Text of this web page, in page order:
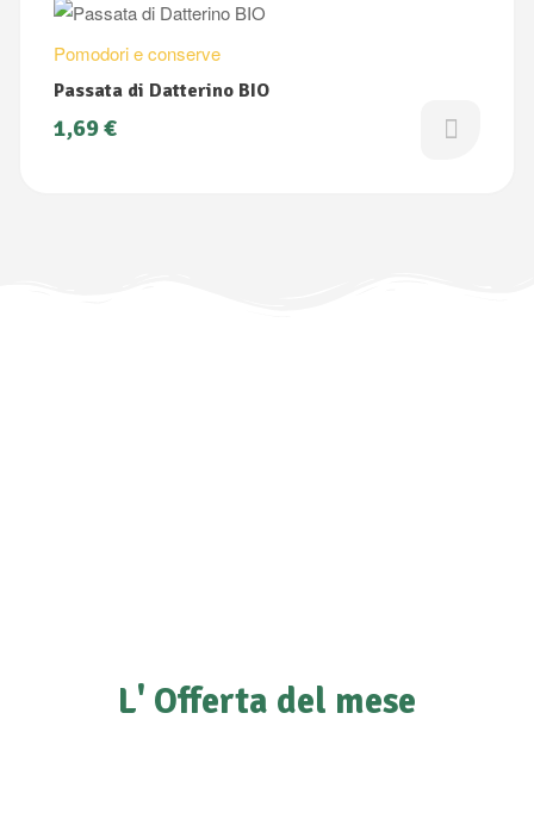
Pomodori e conserve
Passata di Datterino BIO
1,69€
L' Offerta del mese